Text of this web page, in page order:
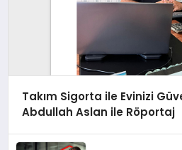
Takım Sigorta ile Evinizi
Abdullah Aslan ile Röportaj